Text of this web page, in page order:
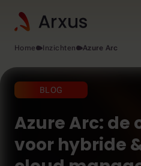
Home Inzichten Azure Arc
BLOG
Azure Arc: de
voor hybride